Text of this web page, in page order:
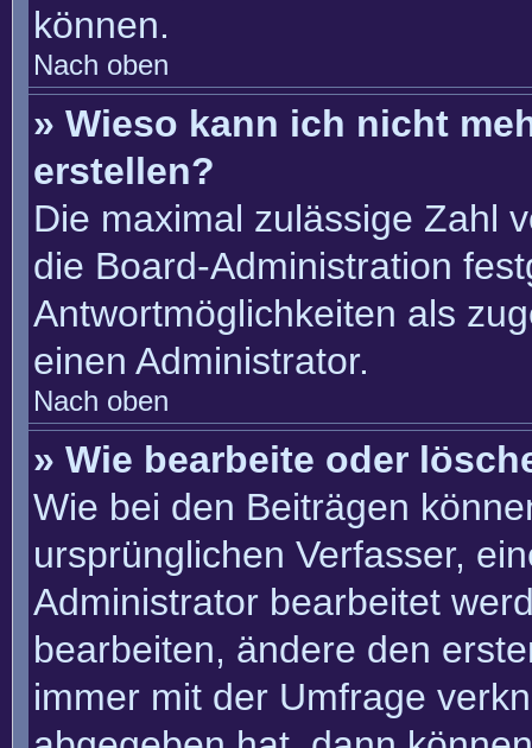
können.
Nach oben
» Wieso kann ich nicht
erstellen?
Die maximal zulässige Zahl
die Board-Administration
Antwortmöglichkeiten als
einen Administrator.
Nach oben
» Wie bearbeite oder
Wie bei den Beiträgen
ursprünglichen Verfasser,
Administrator bearbeitet
bearbeiten, ändere den
immer mit der Umfrage